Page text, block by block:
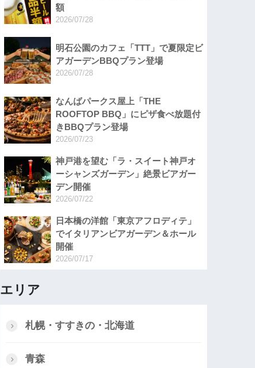
額
2026/07/28
明石公園のカフェ「TTT」で夏限定ビ
アガーデンBBQプラン登場
2026/07/28
なんばパークス屋上「THE
ROOFTOP BBQ」にピザ食べ放題付
きBBQプラン登場
2026/07/23
神戸港を望む「ラ・スイート神戸オ
ーシャンズガーデン」絶景ビアガー
デン開催
2026/07/22
日本橋の洋館「東京アフロディテ」
でイタリアンビアガーデン＆ホール
開催
2026/07/17
エリア
札幌・すすきの・北海道
青森